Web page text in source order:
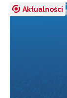
Aktualności